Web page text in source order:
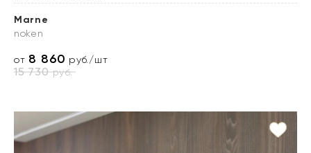
Marne
noken
от 8 860 руб./шт
15 730руб.